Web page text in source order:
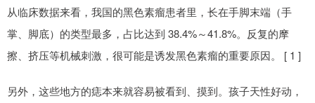
从临床数据来看，我国的黑色素瘤患者里，长在手脚末端（手
掌、脚底）的类型最多，占比达到 38.4%～41.8%。反复的摩
擦、挤压等机械刺激，很可能是诱发黑色素瘤的重要原因。 [ 1 ]
另外，这些地方的痣本来就容易被看到、摸到。孩子天性好动，